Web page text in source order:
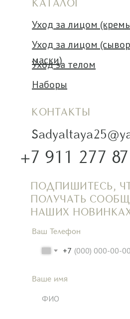
Уход за лицом
Уход за лицом
маски)
Уход за телом
Наборы
+7 911 277
КОНТАКТЫ
ПОДПИШИТЕСЬ,
ПОЛУЧАТЬ
НАШИХ
Ваш Телефон
+7
Ваше имя
ФИО